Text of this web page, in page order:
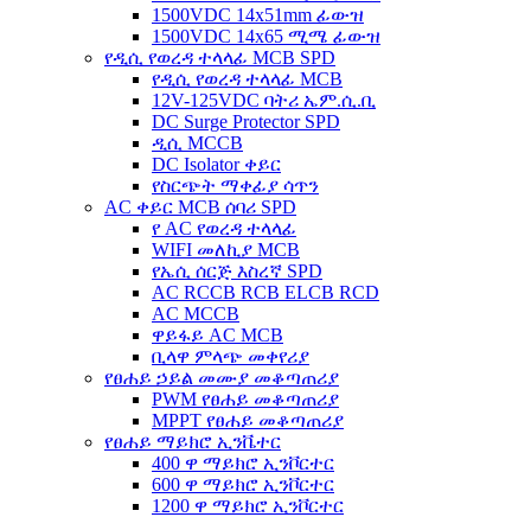
1500VDC 14x51mm ፊውዝ
1500VDC 14x65 ሚሜ ፊውዝ
የዲሲ የወረዳ ተላላፊ MCB SPD
የዲሲ የወረዳ ተላላፊ MCB
12V-125VDC ባትሪ ኤም.ሲ.ቢ
DC Surge Protector SPD
ዲሲ MCCB
DC Isolator ቀይር
የስርጭት ማቀፊያ ሳጥን
AC ቀይር MCB ሰባሪ SPD
የ AC የወረዳ ተላላፊ
WIFI መለኪያ MCB
የኤሲ ሰርጅ እስረኛ SPD
AC RCCB RCB ELCB RCD
AC MCCB
ዋይፋይ AC MCB
ቢላዋ ምላጭ መቀየሪያ
የፀሐይ ኃይል መሙያ መቆጣጠሪያ
PWM የፀሐይ መቆጣጠሪያ
MPPT የፀሐይ መቆጣጠሪያ
የፀሐይ ማይክሮ ኢንቬተር
400 ዋ ማይክሮ ኢንቮርተር
600 ዋ ማይክሮ ኢንቮርተር
1200 ዋ ማይክሮ ኢንቮርተር